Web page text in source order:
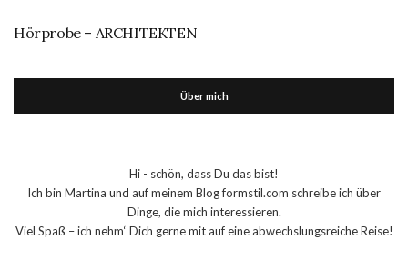
Hörprobe – ARCHITEKTEN
Über mich
Hi - schön, dass Du das bist!
Ich bin Martina und auf meinem Blog formstil.com schreibe ich über
Dinge, die mich interessieren.
Viel Spaß – ich nehm‘ Dich gerne mit auf eine abwechslungsreiche Reise!